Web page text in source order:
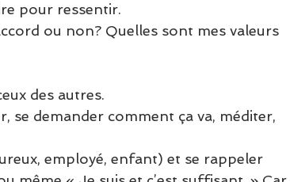
pour ressentir.
ou non? Quelles sont mes valeurs
des autres.
se demander comment ça va, méditer,
employé, enfant) et se rappeler